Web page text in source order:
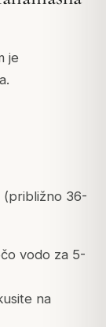
je
(približno 36-
vodo za 5-
na